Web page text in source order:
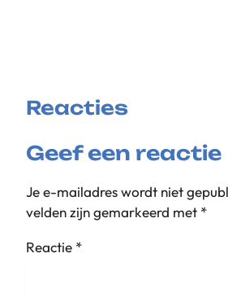
Reacties
Geef een reactie
Je e-mailadres wordt niet
velden zijn gemarkeerd met *
Reactie *